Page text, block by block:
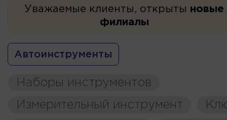
Уважаемые клиенты, открыты новые
филиалы
Автоинструменты
Наборы инструментов
Измерительный инструмент